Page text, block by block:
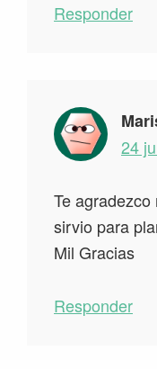
Responder
24
Te
sirvio para
Mil Gracias
Responder